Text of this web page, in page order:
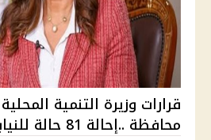
محافظة ..إحالة 81 حالة للنيابات...